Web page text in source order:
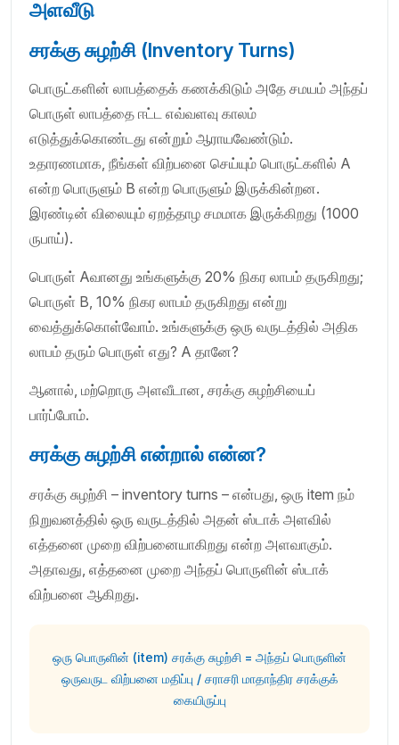
அளவீடு
சரக்கு சுழற்சி (Inventory Turns)
பொருட்களின் லாபத்தைக் கணக்கிடும் அதே சமயம் அந்தப்
பொருள் லாபத்தை ஈட்ட எவ்வளவு காலம்
எடுத்துக்கொண்டது என்றும் ஆராயவேண்டும்.
உதாரணமாக, நீங்கள் விற்பனை செய்யும் பொருட்களில் A
என்ற பொருளும் B என்ற பொருளும் இருக்கின்றன.
இரண்டின் விலையும் ஏறத்தாழ சமமாக இருக்கிறது (1000
ருபாய்).
பொருள் Aவானது உங்களுக்கு 20% நிகர லாபம் தருகிறது;
பொருள் B, 10% நிகர லாபம் தருகிறது என்று
வைத்துக்கொள்வோம். உங்களுக்கு ஒரு வருடத்தில் அதிக
லாபம் தரும் பொருள் எது? A தானே?
ஆனால், மற்றொரு அளவீடான, சரக்கு சுழற்சியைப்
பார்ப்போம்.
சரக்கு சுழற்சி என்றால் என்ன?
சரக்கு சுழற்சி – inventory turns – என்பது, ஒரு item நம்
நிறுவனத்தில் ஒரு வருடத்தில் அதன் ஸ்டாக் அளவில்
எத்தனை முறை விற்பனையாகிறது என்ற அளவாகும்.
அதாவது, எத்தனை முறை அந்தப் பொருளின் ஸ்டாக்
விற்பனை ஆகிறது.
ஒரு பொருளின் (item) சரக்கு சுழற்சி = அந்தப் பொருளின்
ஒருவருட விற்பனை மதிப்பு / சராசரி மாதாந்திர சரக்குக்
கையிருப்பு